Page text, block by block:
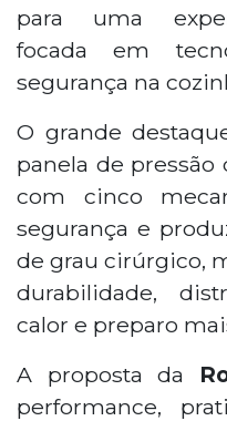
para uma
focada em
segurança na
O grande
panela de pressão
com cinco
segurança e
de grau cirúrgico,
durabilidade,
calor e preparo
A proposta da
performance,